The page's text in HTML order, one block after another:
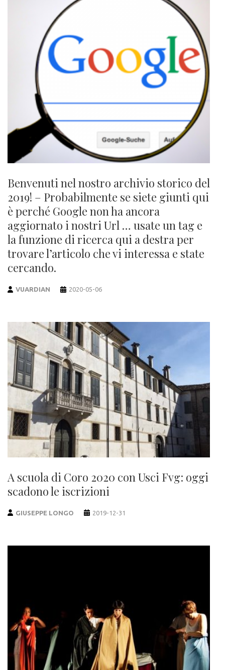
Benvenuti nel nostro archivio storico del
2019! – Probabilmente se siete giunti qui
è perché Google non ha ancora
aggiornato i nostri Url … usate un tag e
la funzione di ricerca qui a destra per
trovare l’articolo che vi interessa e state
cercando.
VUARDIAN 2020-05-06
A scuola di Coro 2020 con Usci Fvg: oggi
scadono le iscrizioni
GIUSEPPE LONGO 2019-12-31